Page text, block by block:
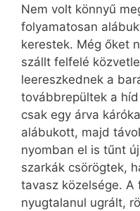
Nem volt könnyű
folyamatosan
kerestek. Még őket
szállt felfelé
leereszkednek a
továbbrepültek a
csak egy árva
alábukott, majd
nyomban el is tűnt
szarkák csörögtek,
tavasz közelsége.
nyugtalanul ugrált,